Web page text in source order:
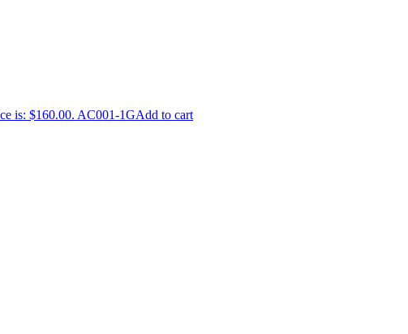
is: $160.00. AC001-1GAdd to cart